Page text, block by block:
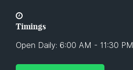
Timings
Open Daily: 6:00 AM - 11:30 PM